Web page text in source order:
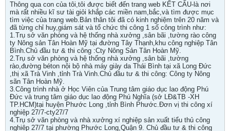
Thông qua con của tôi,tôi được biết đến trang web KẾT CẤU-là nơi
mà rất nhiều kĩ sư tài giỏi khắp các miền nam,bắc,và tìm được mục
tìm việc của trang web.Bản thân tôi đã có kinh nghiệm trên 20 năm và
đã từng chỉ huy,giám sát và tổ chức thi công 1 số công trình như:
1.Trụ sở văn phòng và hệ thống nhà xưởng ,sân bãi ,tường rào công
ty Nông sản Tân Hoàn Mỹ tại đường Tây Thạnh,khu công nghiệp Tân
Bình.Chủ đầu tư & thi công :Cty Nông Sản Tân Hoàn Mỹ.
2.Trụ sở văn phòng và hệ thống nhà xưởng ,sân bãi ,tường
rào,đường béton nội bộ nhà máy giày da Thái Bình tại xã Long Đức
,thị xã Trà Vinh ,tỉnh Trà Vinh.Chủ đầu tư & thi công: Công ty Nông
sãn Tân Hoàn Mỹ.
3.Công trình nhà ở Học Viên của Trung tâm giáo dục lao động Phú
Đức và trung tâm giáo dục lao động Phú Nghĩa (sở LĐ&TB -XH
TP.HCM)tại huyện Phước Long ,tỉnh Bình Phước.Đơn vị thi công xí
nghiệp 27/7-cty27/7
4.Trụ sở văn phòng và nhà xưởng xí nghiệp sản xuất tiểu thủ công
nghiêp 27/7 tại phường Phước Long,Quận 9. Chủ đầu tư & thi công